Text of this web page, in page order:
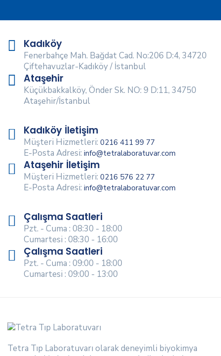
Kadıköy
Fenerbahçe Mah. Bağdat Cad. No:206 D:4, 34720
Çiftehavuzlar-Kadıköy / İstanbul
Ataşehir
Küçükbakkalköy, Önder Sk. NO: 9 D:11, 34750
Ataşehir/İstanbul
Kadıköy İletişim
Müşteri Hizmetleri: 0216 411 99 77
E-Posta Adresi: info@tetralaboratuvar.com
Ataşehir İletişim
Müşteri Hizmetleri: 0216 576 22 77
E-Posta Adresi: info@tetralaboratuvar.com
Çalışma Saatleri
Pzt. - Cuma : 08:30 - 18:00
Cumartesi : 08:30 - 16:00
Çalışma Saatleri
Pzt. - Cuma : 09:00 - 18:00
Cumartesi : 09:00 - 13:00
Tetra Tıp Laboratuvarı olarak deneyimli biyokimya